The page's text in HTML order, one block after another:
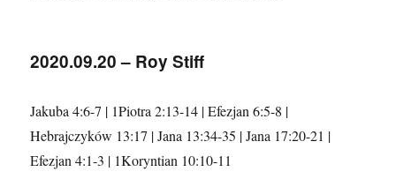
2020.09.20 – Roy Stiff
Jakuba 4:6-7 | 1Piotra 2:13-14 | Efezjan 6:5-8 |
Hebrajczyków 13:17 | Jana 13:34-35 | Jana 17:20-21 |
Efezjan 4:1-3 | 1Koryntian 10:10-11